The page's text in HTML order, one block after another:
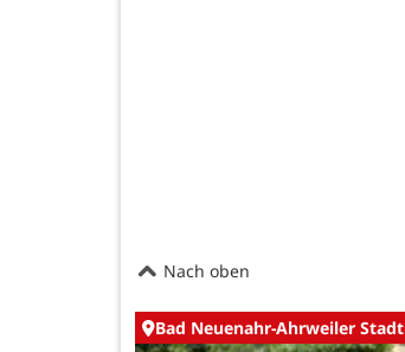
Nach oben
Bad Neuenahr-Ahrweiler Stadt